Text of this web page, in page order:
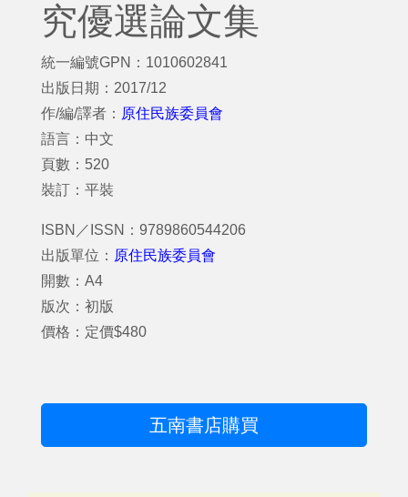
究優選論文集
統一編號GPN：1010602841
出版日期：2017/12
作/編/譯者： 原住民族委員會
語言：中文
頁數：520
裝訂：平裝
ISBN／ISSN：9789860544206
出版單位： 原住民族委員會
開數：A4
版次：初版
價格：定價$480
五南書店購買